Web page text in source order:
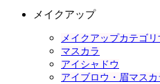
メイクアップ
メイクアップカテゴリ
マスカラ
アイシャドウ
アイブロウ・眉マスカ